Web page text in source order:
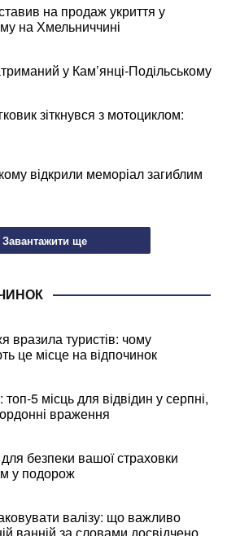
на продаж укриття у
на Хмельниччині
у Кам’янці-Подільському
зіткнувся з мотоциклом:
відкрили меморіал загиблим
Завантажити ще
вразила туристів: чому
це місце на відпочинок
топ-5 місць для відвідин у серпні,
враження
безпеки вашої страховки
у подорож
валізу: що важливо